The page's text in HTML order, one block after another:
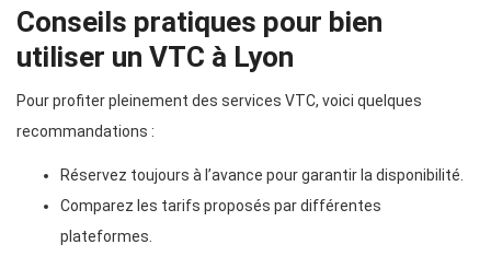
Conseils pratiques pour bien
utiliser un VTC à Lyon
Pour profiter pleinement des services VTC, voici quelques
recommandations :
Réservez toujours à l’avance pour garantir la disponibilité.
Comparez les tarifs proposés par différentes
plateformes.